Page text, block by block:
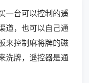
一台可以控制的遥
道，也可以自己通
来控制麻将牌的磁
洗牌，遥控器是通